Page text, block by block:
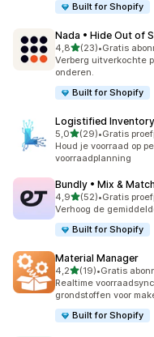
Built for Shopify
Nada • Hide Out of
4,8van 5 sterren
(23)
23 recensies in totaal
•Gratis
Verberg uitverkochte
onderen.
Built for Shopify
Logistified
5,0van 5 sterren
(29)
29 recensies in totaal
•Gratis
Houd je voorraad op
voorraadplanning
Bundly • Mix &
4,9van 5 sterren
(52)
52 recensies in totaal
•Gratis
Verhoog de
Built for Shopify
Material Manager
4,2van 5 sterren
(19)
19 recensies in totaal
•Gratis
Realtime
grondstoffen voor
Built for Shopify